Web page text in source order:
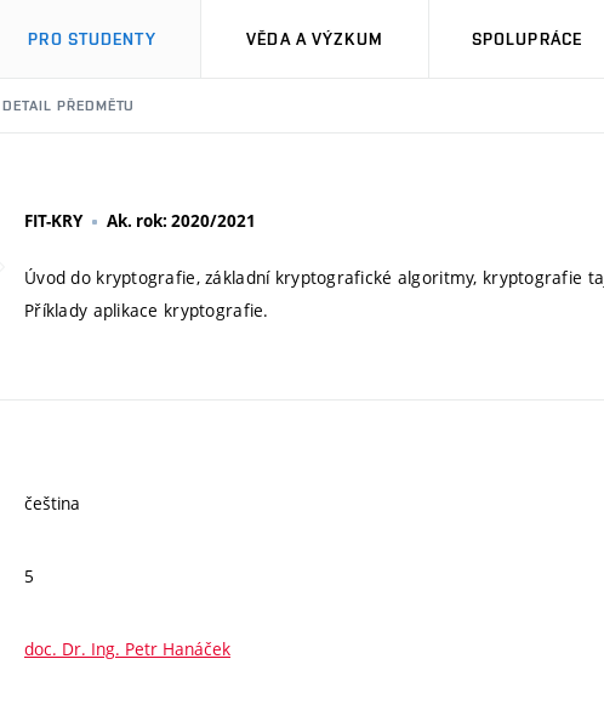
PRO STUDENTY VĚDA A VÝZKUM SPOLUPRÁCE
DETAIL PŘEDMĚTU
FIT-KRY Ak. rok: 2020/2021
Úvod do kryptografie, základní kryptografické algoritmy, kryptografie
Příklady aplikace kryptografie.
čeština
5
doc. Dr. Ing. Petr Hanáček